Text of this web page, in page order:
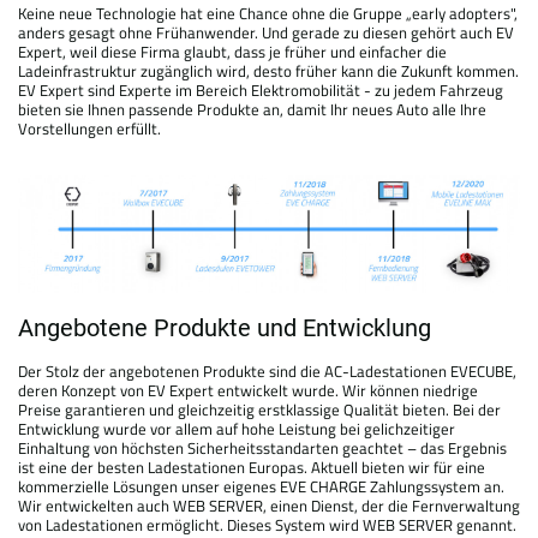
Keine neue Technologie hat eine Chance ohne die Gruppe „early adopters",
anders gesagt ohne Frühanwender. Und gerade zu diesen gehört auch EV
Expert, weil diese Firma glaubt, dass je früher und einfacher die
Ladeinfrastruktur zugänglich wird, desto früher kann die Zukunft kommen.
EV Expert sind Experte im Bereich Elektromobilität - zu jedem Fahrzeug
bieten sie Ihnen passende Produkte an, damit Ihr neues Auto alle Ihre
Vorstellungen erfüllt.
Angebotene Produkte und Entwicklung
Der Stolz der angebotenen Produkte sind die AC-Ladestationen EVECUBE,
deren Konzept von EV Expert entwickelt wurde. Wir können niedrige
Preise garantieren und gleichzeitig erstklassige Qualität bieten. Bei der
Entwicklung wurde vor allem auf hohe Leistung bei gelichzeitiger
Einhaltung von höchsten Sicherheitsstandarten geachtet – das Ergebnis
ist eine der besten Ladestationen Europas. Aktuell bieten wir für eine
kommerzielle Lösungen unser eigenes EVE CHARGE Zahlungssystem an.
Wir entwickelten auch WEB SERVER, einen Dienst, der die Fernverwaltung
von Ladestationen ermöglicht. Dieses System wird WEB SERVER genannt.